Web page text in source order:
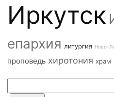
Иркутск
епархия литургия Ново-
проповедь хиротония храм